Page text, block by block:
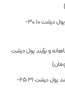
پول درشت-30.10
و برآیند پول درشت
پول درشت-25.31